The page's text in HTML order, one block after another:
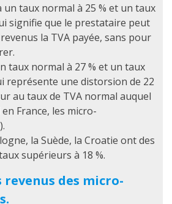
un taux normal à 25 % et un taux
signifie que le prestataire peut
la TVA payée, sans pour
taux normal à 27 % et un taux
représente une distorsion de 22
au taux de TVA normal auquel
France, les micro-
la Suède, la Croatie ont des
supérieurs à 18 %.
des micro-